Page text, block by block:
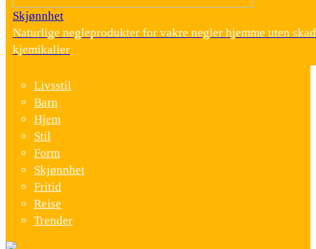
Skjønnhet
Naturlige negleprodukter for vakre negler hjemme uten
kjemikalier
Livsstil
Barn
Hjem
Stil
Form
Skjønnhet
Fritid
Reise
Trender